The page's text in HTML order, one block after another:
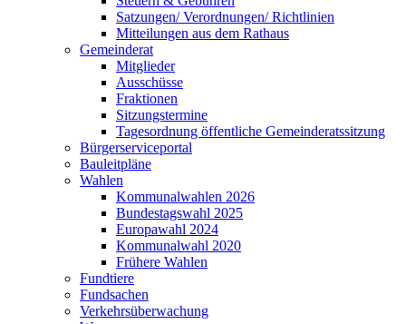
Satzungen/ Verordnungen/ Richtlinien
Mitteilungen aus dem Rathaus
Gemeinderat
Mitglieder
Ausschüsse
Fraktionen
Sitzungstermine
Tagesordnung öffentliche Gemeinderatssitzung
Bürgerserviceportal
Bauleitpläne
Wahlen
Kommunalwahlen 2026
Bundestagswahl 2025
Europawahl 2024
Kommunalwahl 2020
Frühere Wahlen
Fundtiere
Fundsachen
Verkehrsüberwachung